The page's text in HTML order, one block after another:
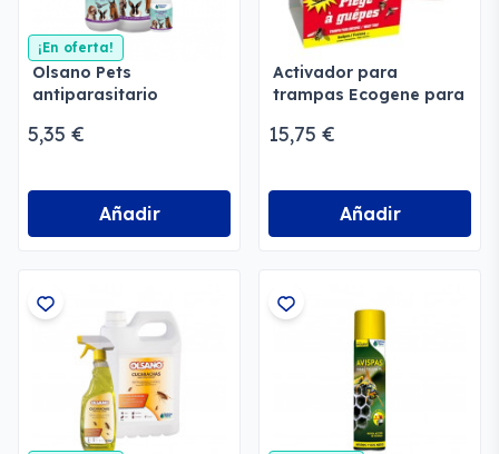
¡En oferta!
Olsano Pets
antiparasitario
5,35 €
Añadir
Activador para
trampas Ecogene para
15,75 €
Añadir